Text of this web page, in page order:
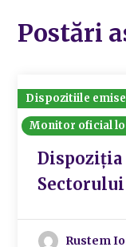
Postări
Dispozitiile
Monitor oficial
Dispoziția
Sectorului
Rustem